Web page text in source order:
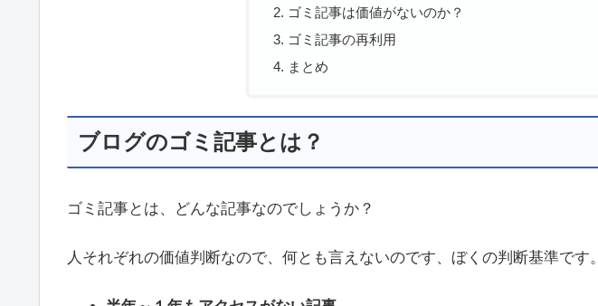
ゴミ記事は価値がないのか？
ゴミ記事の再利用
まとめ
ブログのゴミ記事とは？
ゴミ記事とは、どんな記事なのでしょうか？
人それぞれの価値判断なので、何とも言えないのです、ぼくの判断基準です。